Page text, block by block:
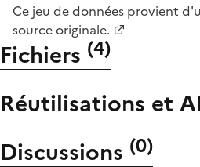
Ce jeu de données provient
source originale.
Fichiers (4)
Réutilisations et
Discussions (0)